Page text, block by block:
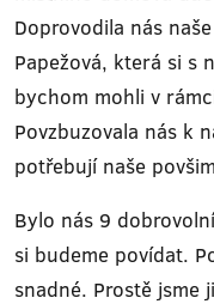
Doprovodila nás
Papežová, která si s
bychom mohli v
Povzbuzovala nás k
potřebují naše
Bylo nás 9
si budeme povídat.
snadné. Prostě jsme